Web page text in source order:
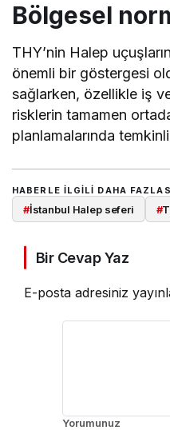
Bölgesel
THY’nin Halep
önemli bir göstergesi
sağlarken, özellikle iş
risklerin tamamen
planlamalarında
HABERLE ILGILI DAHA
#İstanbul Halep seferi #
Bir Cevap Yaz
E-posta adresiniz
Yorumunuz